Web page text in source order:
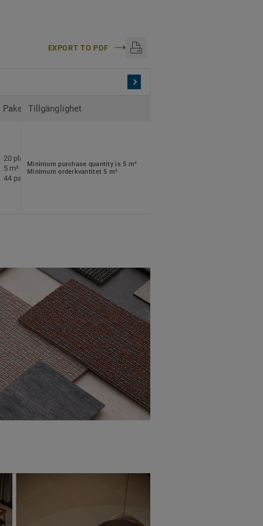
EXPORT TO PDF
PaketeringTillgänglighet
20 plattor per paket
5 m² per paket
44 paket per pall
Minimum purchase quantity is 5 m²
Minimum orderkvantitet 5 m²